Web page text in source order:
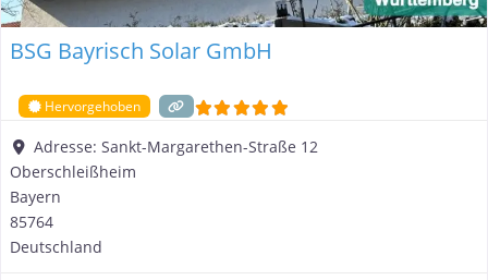
BSG Bayrisch Solar GmbH
Hervorgehoben
Adresse: Sankt-Margarethen-Straße 12
Oberschleißheim
Bayern
85764
Deutschland